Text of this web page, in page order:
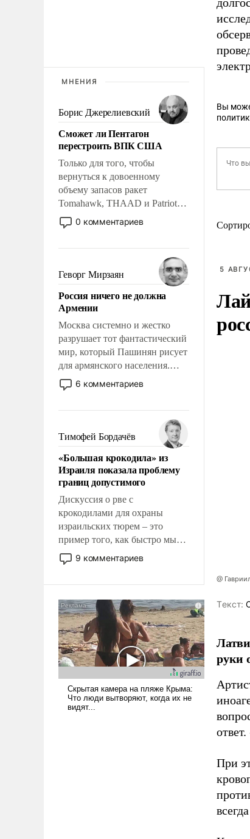
МНЕНИЯ
Борис Джерелиевский
Сможет ли Пентагон
перестроить ВПК США
Только для того, чтобы
вернуться к довоенному
объему запасов ракет
Tomahawk, THAAD и Patriot
США потребуется более трех
лет. Даже небольшая война с
Сложившаяся ситуация
означает многолетний период
уязвимости США, например,
перед Китаем.
0 комментариев
Геворг Мирзаян
Россия ничего не должна
Армении
Москва системно и жестко
разрушает тот фантастический
мир, который Пашинян рисует
для армянского населения.
Мир, где этому населению все
должны просто по
политические прожекты будут
беспрекословно оплачиваться
за счет российских
налогоплательщиков и где за
свои поступки не нужно
отвечать.
6 комментариев
Тимофей Бордачёв
«Большая крокодила» из
Израиля показала проблему
границ допустимого
Дискуссия о рве с
крокодилами для охраны
израильских тюрем – это
пример того, как быстро мы
двигаемся по пути
революционных изменений.
псевдонаучной фантастики,
стало всерьез обсуждаемой
идеей.
9 комментариев
Вы
5
@
Tекст:
руки
При